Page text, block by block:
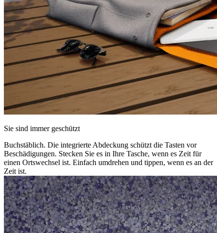
Sie sind immer geschützt
Buchstäblich. Die integrierte Abdeckung schützt die Tasten vor
Beschädigungen. Stecken Sie es in Ihre Tasche, wenn es Zeit für
einen Ortswechsel ist. Einfach umdrehen und tippen, wenn es an der
Zeit ist.